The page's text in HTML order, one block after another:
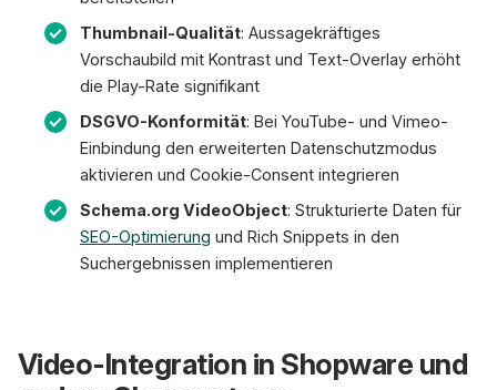
Thumbnail-Qualität: Aussagekräftiges
Vorschaubild mit Kontrast und Text-Overlay erhöht
die Play-Rate signifikant
DSGVO-Konformität: Bei YouTube- und Vimeo-
Einbindung den erweiterten Datenschutzmodus
aktivieren und Cookie-Consent integrieren
Schema.org VideoObject: Strukturierte Daten für
SEO-Optimierung und Rich Snippets in den
Suchergebnissen implementieren
Video-Integration in Shopware und